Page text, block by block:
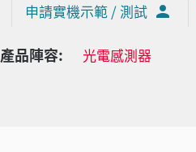
申請實機示範 / 測試
產品陣容: 光電感測器